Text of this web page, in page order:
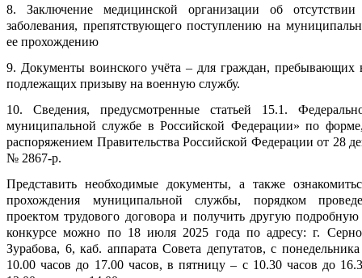
8. Заключение медицинской организации об
заболевания, препятствующего поступлению на
ее прохождению
9. Документы воинского учёта – для граждан, пребывающих
подлежащих призыву на военную службу.
10. Сведения, предусмотренные статьей 15.1.
муниципальной службе в Российской Федерации» по
распоряжением Правительства Российской Федерации от 28
№ 2867-р.
Представить необходимые документы, а также
прохождения муниципальной службы, порядком
проектом трудового договора и получить другую
конкурсе можно по 18 июля 2025 года по адресу: г.
Зурабова, 6, каб. аппарата Совета депутатов, с
10.00 часов до 17.00 часов, в пятницу – с 10.30 часов до